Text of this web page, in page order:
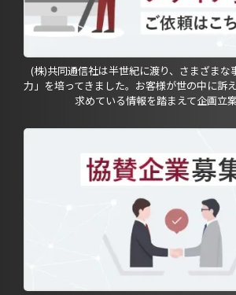
(株)共同通信社は半世紀に渡り、さまざまな
力」を培ってきました。お客様が世の中に訴
求めている情報を踏まえて企画立案